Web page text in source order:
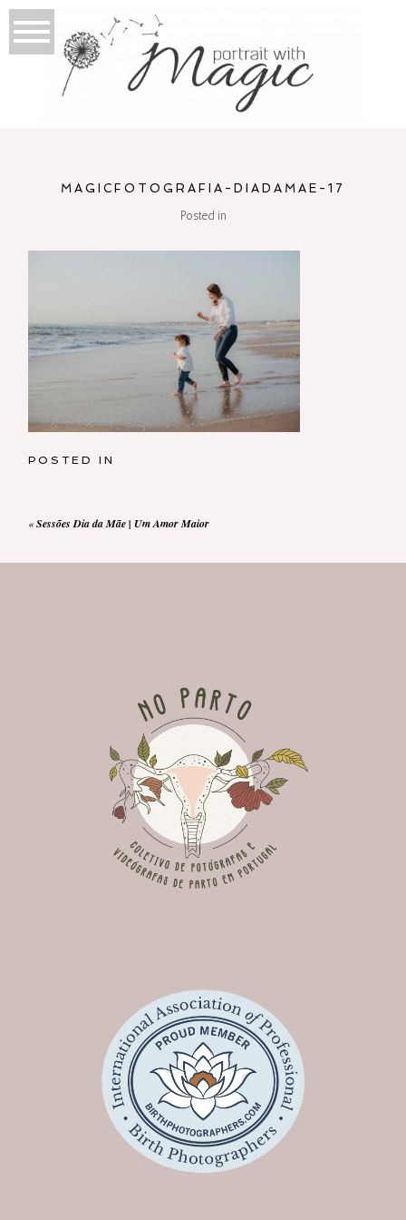
MAGICFOTOGRAFIA-DIADAMAE-17
Posted in
POSTED IN
«Sessões Dia da Mãe | Um Amor Maior